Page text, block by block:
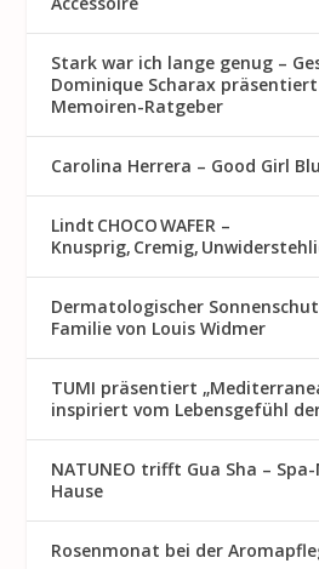
Stark war ich lange genug –
Dominique Scharax
Memoiren-Ratgeber
Carolina Herrera – Good Girl
Lindt CHOCO WAFER –
Knusprig, Cremig,
Dermatologischer
Familie von Louis Widmer
TUMI präsentiert
inspiriert vom Lebensgefühl
NATUNEO trifft Gua Sha –
Hause
Rosenmon at bei der